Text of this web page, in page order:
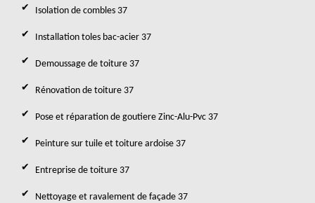
Isolation de combles 37
Installation toles bac-acier 37
Demoussage de toiture 37
Rénovation de toiture 37
Pose et réparation de goutiere Zinc-Alu-Pvc 37
Peinture sur tuile et toiture ardoise 37
Entreprise de toiture 37
Nettoyage et ravalement de façade 37